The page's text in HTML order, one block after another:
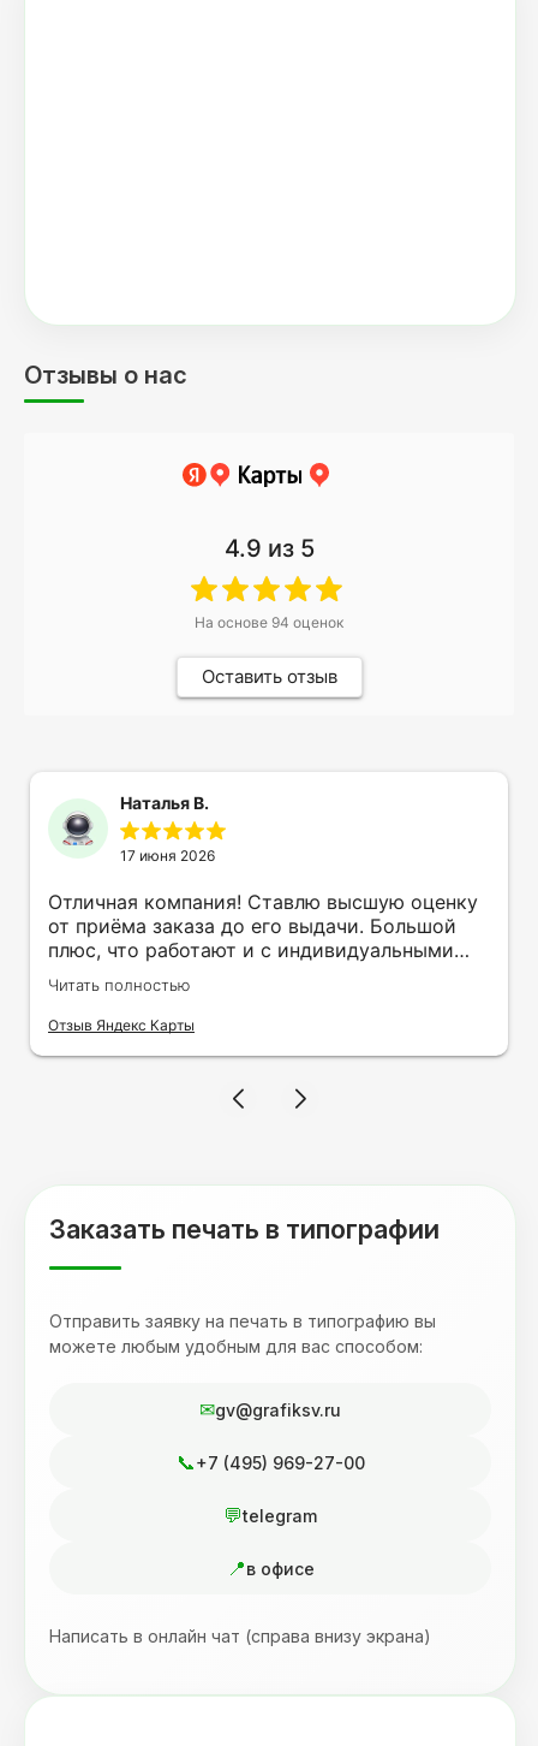
Отзывы о нас
4.9 из 5
На основе 94 оценок
Оставить отзыв
Наталья В.
17 июня 2026
Отличная компания! Ставлю высшую оценку
от приёма заказа до его выдачи. Большой
плюс, что работают и с индивидуальными
заказами. Нелбходимо было нанести принт
на кружку в подарок. Заказ был исполнен
оперативно и ооочень красиво, даже не
терпеливость, отвечала на все мои вопросы.
Читать полностью
Отзыв Яндекс Карты
Заказать печать в типографии
Отправить заявку на печать в типографию вы
можете любым удобным для вас способом:
gv@grafiksv.ru
+7 (495) 969-27-00
telegram
в офисе
Написать в онлайн чат (справа внизу экрана)